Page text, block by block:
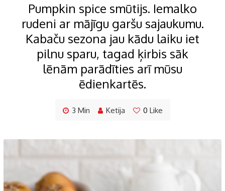
Pumpkin spice smūtijs. Iemalko
rudeni ar mājīgu garšu sajaukumu.
Kabaču sezona jau kādu laiku iet
pilnu sparu, tagad ķirbis sāk
lēnām parādīties arī mūsu
ēdienkartēs.
3 Min Ketija 0 Like